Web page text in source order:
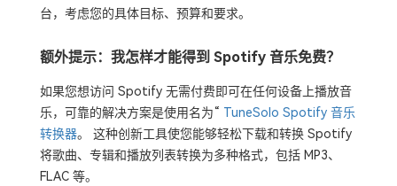
台，考虑您的具体目标、预算和要求。
额外提示：我怎样才能得到 Spotify 音乐免费？
如果您想访问 Spotify 无需付费即可在任何设备上播放音
乐，可靠的解决方案是使用名为“ TuneSolo Spotify 音乐
转换器。 这种创新工具使您能够轻松下载和转换 Spotify
将歌曲、专辑和播放列表转换为多种格式，包括 MP3、
FLAC 等。